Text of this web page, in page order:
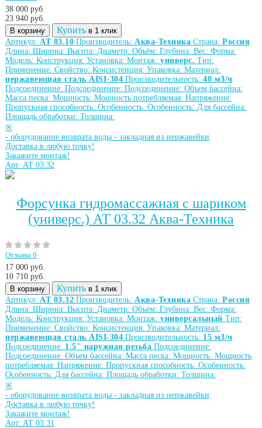
38 000 руб.
23 940 руб.
В корзину
Купить в 1 клик
Артикул: АТ 03.10 Производитель: Аква-Техника Страна: Россия
Длина: Ширина: Высота: Диаметр: Объём: Глубина: Вес: Форма:
Модель: Конструкция: Установка: Монтаж: универс. Тип:
Применение: Свойство: Консистенция: Упаковка: Материал:
нержавеющая сталь AISI-304 Производительность: 40 м3/ч
Подсоединение: Подсоединение: Подсоединение: Объем бассейна:
Масса песка: Мощность: Мощность потребляемая: Напряжение:
Пропускная способность: Особенность: Особенность: Для бассейна:
Площадь обработки: Толщина:
※
- оборудование возврата воды - закладная из нержавейки
Доставка в любую точку!
Закажите монтаж!
Арт. АТ 03.32
Форсунка гидромассажная с шариком
(универс.) АТ 03.32 Аква-Техника
Отзывы 0
17 000 руб.
10 710 руб.
В корзину
Купить в 1 клик
Артикул: АТ 03.32 Производитель: Аква-Техника Страна: Россия
Длина: Ширина: Высота: Диаметр: Объём: Глубина: Вес: Форма:
Модель: Конструкция: Установка: Монтаж: универсальный Тип:
Применение: Свойство: Консистенция: Упаковка: Материал:
нержавеющая сталь AISI-304 Производительность: 15 м3/ч
Подсоединение: 1.5" наружная резьба Подсоединение:
Подсоединение: Объем бассейна: Масса песка: Мощность: Мощность
потребляемая: Напряжение: Пропускная способность: Особенность:
Особенность: Для бассейна: Площадь обработки: Толщина:
※
- оборудование возврата воды - закладная из нержавейки
Доставка в любую точку!
Закажите монтаж!
Арт. АТ 03.31